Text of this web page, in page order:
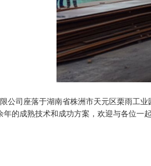
公司座落于湖南省株洲市天元区栗雨工
年的成熟技术和成功方案，欢迎与各位一